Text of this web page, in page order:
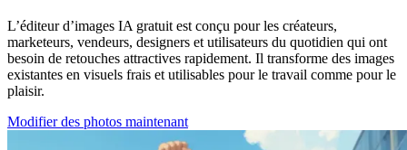
L’éditeur d’images IA gratuit est conçu pour les créateurs,
marketeurs, vendeurs, designers et utilisateurs du quotidien qui ont
besoin de retouches attractives rapidement. Il transforme des images
existantes en visuels frais et utilisables pour le travail comme pour le
plaisir.
Modifier des photos maintenant